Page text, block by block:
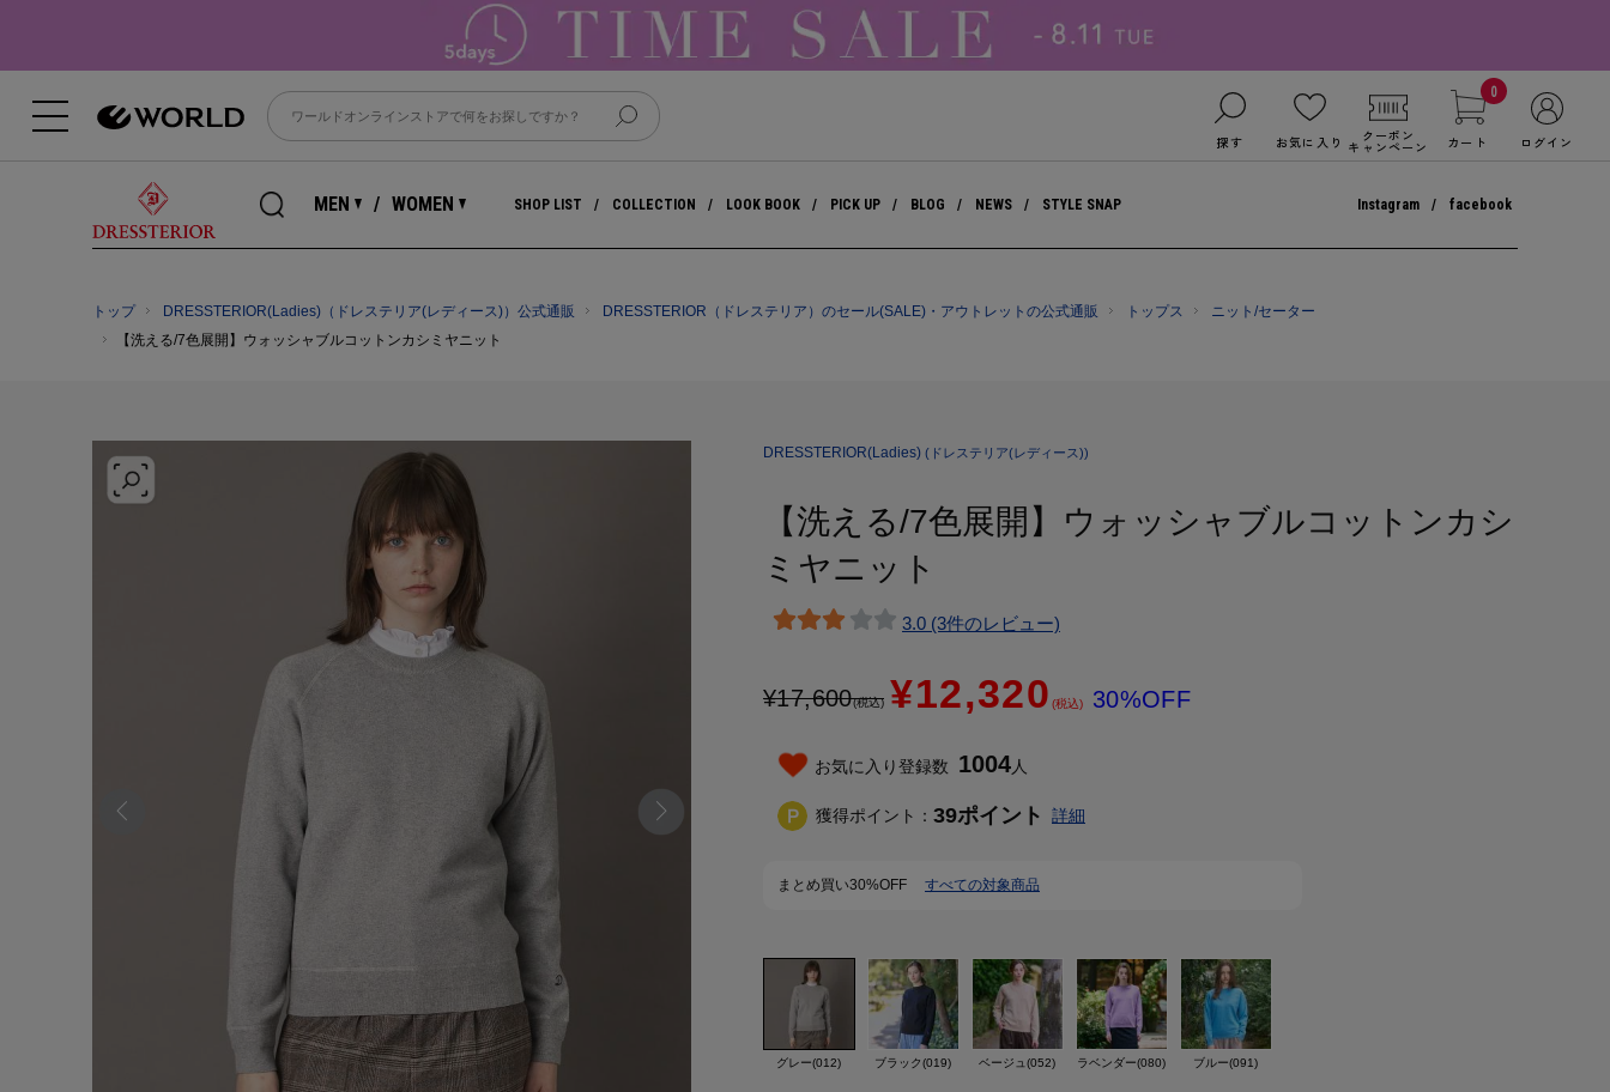
探す お気に入り クーポン
キャンペーン
0
カート ログイン
MEN WOMEN SHOP LIST COLLECTION LOOK BOOK PICK UP BLOG NEWS STYLE SNAP Instagram facebook
トップ DRESSTERIOR(Ladies)（ドレステリア(レディース)）公式通販 DRESSTERIOR（ドレステリア）のセール(SALE)・アウトレットの公式通販 トップス
ニット/セーター
【洗える/7色展開】ウォッシャブルコットンカシミヤニット
DRESSTERIOR(Ladies) (ドレステリア(レディース))
【洗える/7色展開】ウォッシャブルコットンカシ
ミヤニット
3.0 (3件のレビュー)
¥17,600(税込) ¥12,320 (税込) 30%OFF
お気に入り登録数 1004人
獲得ポイント： 39ポイント 詳細
まとめ買い30%OFF すべての対象商品
グレー(012) ブラック(019) ベージュ(052) ラベンダー(080) ブルー(091)